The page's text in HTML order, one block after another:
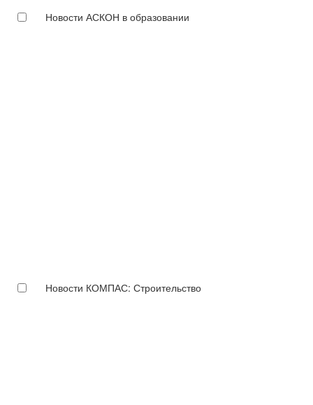
Новости АСКОН в образовании
Новости КОМПАС: Строительство